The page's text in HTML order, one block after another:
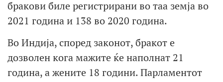
бракови биле регистрирани во таа земја во
2021 година и 138 во 2020 година.
Во Индија, според законот, бракот е
дозволен кога мажите ќе наполнат 21
година, а жените 18 години. Парламентот